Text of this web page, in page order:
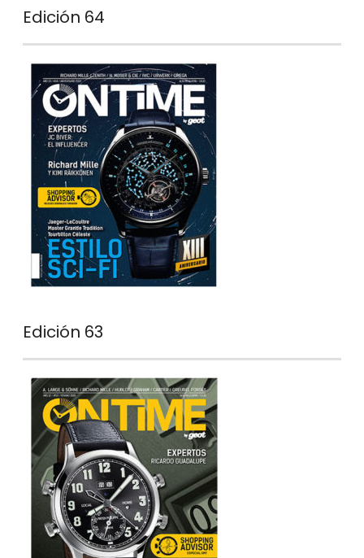
Edición 64
Edición 63